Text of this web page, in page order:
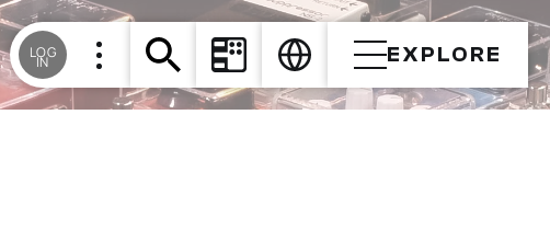
LOG
IN EXPLORE